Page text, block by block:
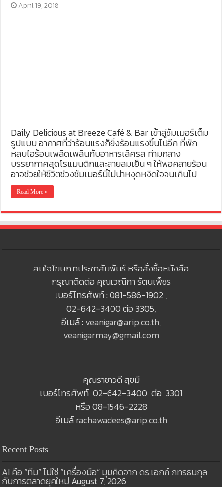
April 19, 2018
Daily Delicious at Breeze Café & Bar เข้าสู่ซัมเมอร์เต็ม
รูปแบบ อากาศที่ว่าร้อนแรงก็ยิ่งร้อนแรงขึ้นไปอีก ที่พัก
หลบไอร้อนเพลิดเพลินกับอาหารเลิศรส ท่ามกลาง
บรรยากาศสุดโรแมนติกและสายลมเย็น ๆ ให้พอคลายร้อน
อาจช่วยให้ชีวิตช่วงซัมเมอร์นี้ไม่น่าหงุดหงิดใจจนเกินไป
Read More »
สนใจโฆษณาประชาสัมพันธ์ หรือสั่งซื้อหนังสือ
กรุณาติดต่อ คุณเวณิกา รัตนเพ็ชร
เบอร์โทรศัพท์ : 081-586-1902 ,
02-642-3400 ต่อ 3305,
อีเมล์ : veanigar@arip.co.th,
veanigarmay@gmail.com
คุณราชาวดี สุขมี
เบอร์โทรศัพท์ 02-642-3400 ต่อ 3301
หรือ 08-1546-2228
อีเมล์rachawadees@arip.co.th
Recent Posts
AI คือ “ทีม” ไม่ใช่ “เครื่องมือ” มุมคิดจาก ดร.เอกก์ ภทรธนกุล
กับการตลาดยุคใหม่ August 7, 2026